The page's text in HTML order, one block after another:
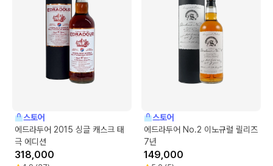
스토어
에드라두어 2015 싱글 캐스크 태
극 에디션
318,000
스토어
에드라두어 No.2 이노규럴 릴리즈
7년
149,000